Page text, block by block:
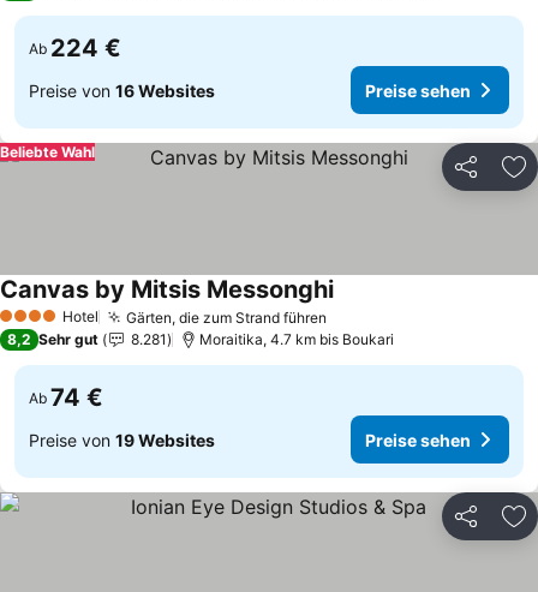
Ab 224 €
Preise von 16 Websites Preise sehen
Teilen
Beliebte Wahl
4 Sterne Hotel Gärten, die zum Strand führen
Canvas by Mitsis Messonghi
8,2 Sehr gut 8.281 Moraitika, 4.7 km bis Boukari
Ab 74 €
Preise von 19 Websites Preise sehen
Teilen